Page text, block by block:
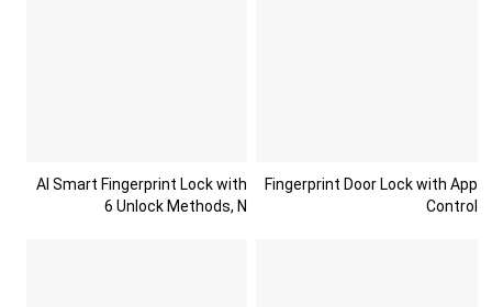
Fingerprint Door Lock with App
Control
AI Smart Fingerprint Lock with
6 Unlock Methods, N